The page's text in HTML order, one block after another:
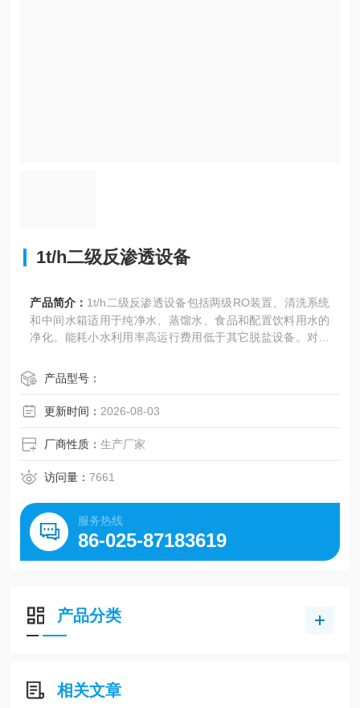
1t/h二级反渗透设备
产品简介： 1t/h二级反渗透设备包括两级RO装置、清洗系统
和中间水箱适用于纯净水、蒸馏水、食品和配置饮料用水的
净化。能耗小水利用率高运行费用低于其它脱盐设备。对有
用。
产品型号：
更新时间： 2026-08-03
厂商性质：生产厂家
访问量：7661
服务热线
86-025-87183619
产品分类
相关文章